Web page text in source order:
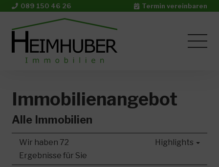
089 150 46 26 Termin vereinbaren
Immobilien­angebot
Alle Immobilien
Wir haben 72
Ergebnisse für Sie
Highlights